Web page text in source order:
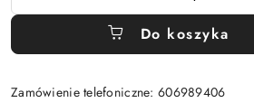
Do koszyka
Zamówienie telefoniczne: 606989406